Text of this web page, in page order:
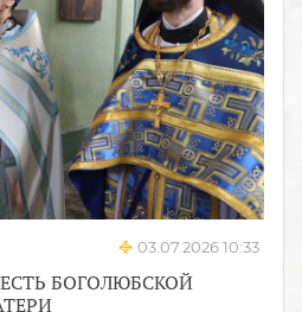
03.07.2026 10:33
БОГОЛЮБСКОЙ